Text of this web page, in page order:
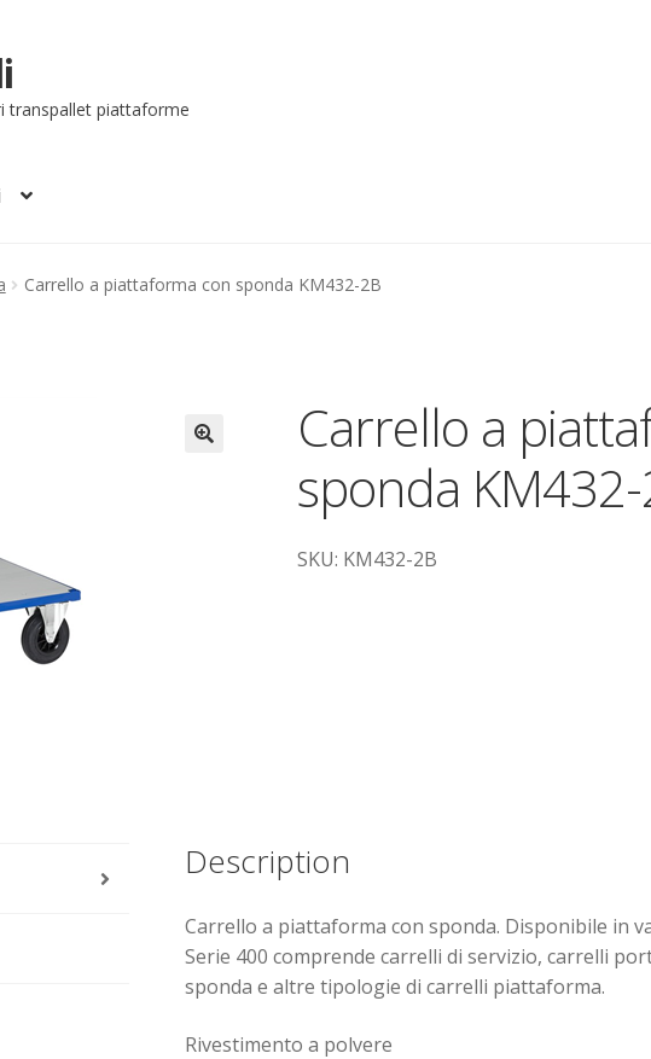
transpallet piattaforme
ordinare Come registrarsi al sitoContatticostruttori
Carrello a piattaforma con sponda KM432-2B
Carrello a
sponda
SKU: KM432-2B
Description
Carrello a piattaforma con sponda. Disponibile in
Serie 400 comprende carrelli di servizio, carrelli
sponda e altre tipologie di carrelli piattaforma.
Rivestimento a polvere